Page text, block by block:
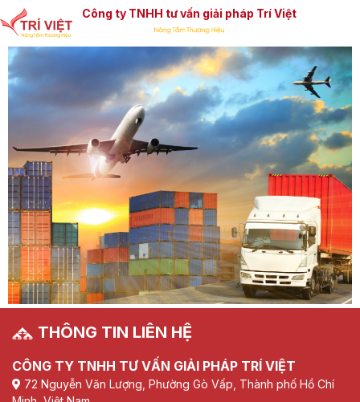
Công ty TNHH tư vấn giải pháp Trí Việt
THÔNG TIN LIÊN HỆ
CÔNG TY TNHH TƯ VẤN GIẢI PHÁP TRÍ VIỆT
72 Nguyễn Văn Lượng, Phường Gò Vấp, Thành phố Hồ Chí